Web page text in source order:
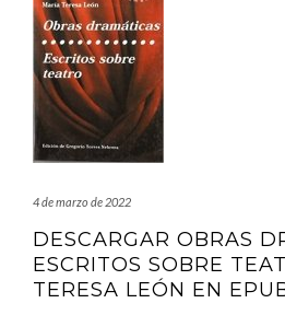
4 de marzo de 2022
DESCARGAR OBRAS
ESCRITOS SOBRE
TERESA LEÓN EN